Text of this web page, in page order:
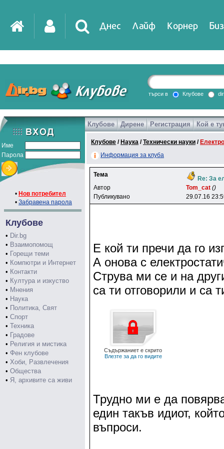
Днес Лайф Корнер
DirTV Impressio
Games
търси в Клубове
Име
Парола
• Нов потребител
• Забравена парола
Клубове
• Dir.bg
• Взаимопомощ
• Горещи теми
• Компютри и Интернет
• Контакти
• Култура и изкуство
• Мнения
• Наука
• Политика, Свят
• Спорт
• Техника
• Градове
• Религия и мистика
• Фен клубове
• Хоби, Развлечения
• Общества
• Я, архивите са живи
Клубове Дирене Регистрация Кой е
Клубове / Наука /Технически науки /
Информация за клуба
Тема
Re: За
Автор
Tom_cat ()
Публикувано
29.07.16
Е кой ти пречи да го
А онова с
Струва ми се и на
са ти отговорили и са
Съдържаниет е скрито
Влезте за да го видите
Трудно ми е да
един такъв идиот,
въпроси.